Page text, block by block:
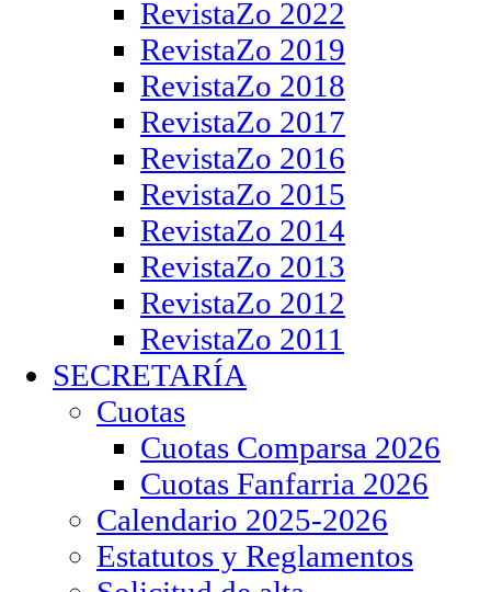
RevistaZo 2022
RevistaZo 2019
RevistaZo 2018
RevistaZo 2017
RevistaZo 2016
RevistaZo 2015
RevistaZo 2014
RevistaZo 2013
RevistaZo 2012
RevistaZo 2011
SECRETARÍA
Cuotas
Cuotas Comparsa 2026
Cuotas Fanfarria 2026
Calendario 2025-2026
Estatutos y Reglamentos